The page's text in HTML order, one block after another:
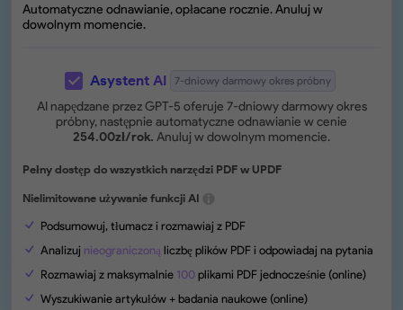
Automatyczne odnawianie, opłacane rocznie. Anuluj w
dowolnym momencie.
Asystent AI 7-dniowy darmowy okres próbny
AI napędzane przez GPT-5 oferuje 7-dniowy darmowy okres
próbny, następnie automatyczne odnawianie w cenie
254.00zł/rok. Anuluj w dowolnym momencie.
Pełny dostęp do wszystkich narzędzi PDF w UPDF
Nielimitowane używanie funkcji AI
Podsumowuj, tłumacz i rozmawiaj z PDF
Analizuj nieograniczoną liczbę plików PDF i odpowiadaj na pytania
Rozmawiaj z maksymalnie 100 plikami PDF jednocześnie (online)
Wyszukiwanie artykułów + badania naukowe (online)